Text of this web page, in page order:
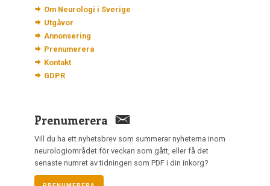
Om Neurologi i Sverige
Utgåvor
Annonsering
Prenumerera
Kontakt
GDPR
Prenumerera
Vill du ha ett nyhetsbrev som summerar nyheterna inom
neurologiområdet för veckan som gått, eller få det
senaste numret av tidningen som PDF i din inkorg?